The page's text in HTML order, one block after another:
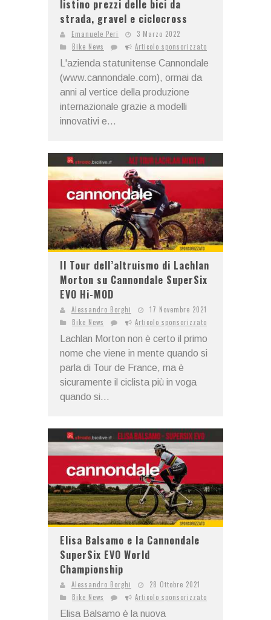
listino prezzi delle bici da
strada, gravel e ciclocross
Emanuele Peri
3 Marzo 2022
Bike News
Articolo sponsorizzato
L'azienda statunitense Cannondale
(www.cannondale.com), ormai da
anni al vertice della produzione
internazionale grazie a modelli
innovativi e...
Il Tour dell’altruismo di Lachlan
Morton su Cannondale SuperSix
EVO Hi-MOD
Alessandro Borghi
17 Novembre 2021
Bike News
Articolo sponsorizzato
Lachlan Morton non è certo il primo
nome che viene in mente quando si
parla di Tour de France, ma è
sicuramente il ciclista più in voga
quando si...
Elisa Balsamo e la Cannondale
SuperSix EVO World
Championship
Alessandro Borghi
28 Ottobre 2021
Bike News
Articolo sponsorizzato
Elisa Balsamo è la nuova